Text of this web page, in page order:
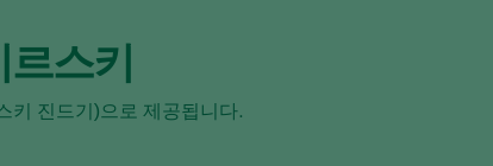
스키
키 진드기)으로 제공됩니다.